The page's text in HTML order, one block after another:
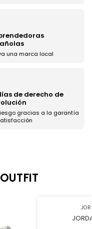
una marca local
de derecho de
gracias a la garantía